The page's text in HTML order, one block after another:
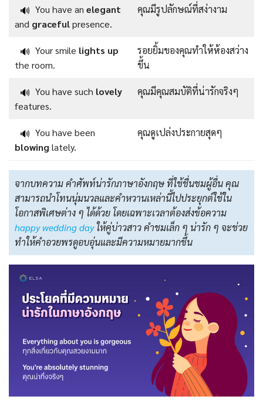
🔊 You have an elegant
and gracefulpresence.
คุณมีรูปลักษณ์ที่สง่างาม
🔊 Your smile lights up
the room.
รอยยิ้มของคุณทำให้ห้องสว่าง
ขึ้น
🔊 You have such lovely
features.
คุณมีคุณสมบัติที่น่ารักจริงๆ
🔊 You have been
blowing lately.
คุณดูเปล่งประกายสุดๆ
จากบทความ คำศัพท์น่ารักภาษาอังกฤษ ที่ใช้ชื่นชมผู้อื่น คุณ
สามารถนำโทนนุ่มนวลและคำหวานเหล่านี้ไปประยุกต์ใช้ใน
โอกาสพิเศษต่าง ๆ ได้ด้วย โดยเฉพาะเวลาต้องส่งข้อความ
happy wedding dayให้คู่บ่าวสาว คำชมเล็ก ๆ น่ารัก ๆ จะช่วย
ทำให้คำอวยพรดูอบอุ่นและมีความหมายมากขึ้น